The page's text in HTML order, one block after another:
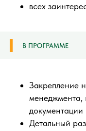
всех
В ПРОГРАММЕ
Закрепление
менеджмента,
документации
Детальный